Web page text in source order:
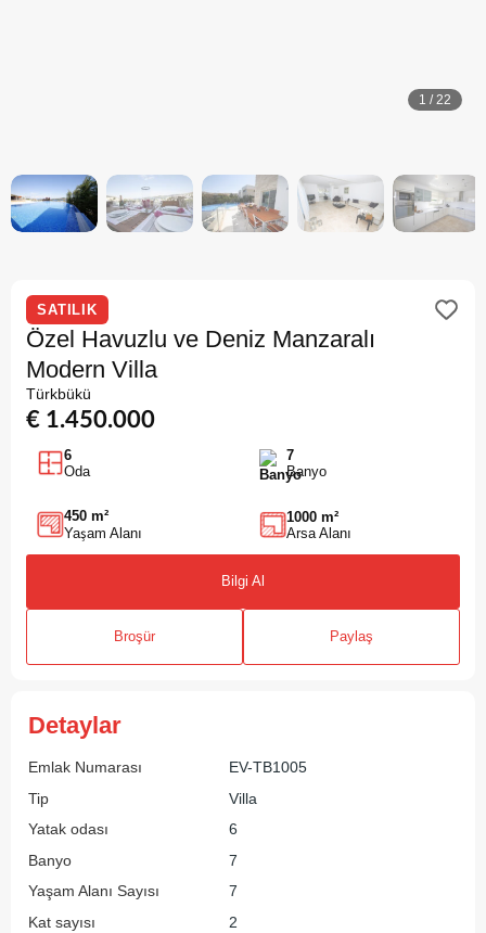
1 / 22
SATILIK
Özel Havuzlu ve Deniz Manzaralı
Modern Villa
Türkbükü
€ 1.450.000
6
Oda
7
Banyo
450 m²
Yaşam Alanı
1000 m²
Arsa Alanı
Bilgi Al
Broşür Paylaş
Detaylar
Emlak Numarası
EV-TB1005
Tip
Villa
Yatak odası
6
Banyo
7
Yaşam Alanı Sayısı
7
Kat sayısı
2